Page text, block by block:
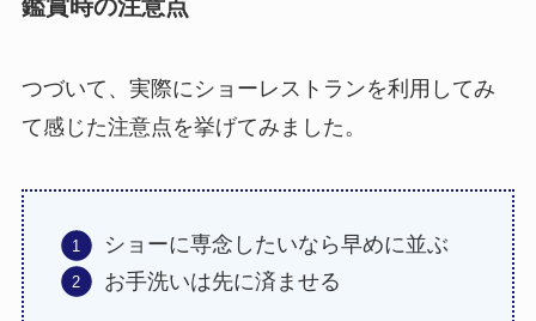
鑑賞時の注意点
つづいて、実際にショーレストランを利用してみ
て感じた注意点を挙げてみました。
ショーに専念したいなら早めに並ぶ
お手洗いは先に済ませる